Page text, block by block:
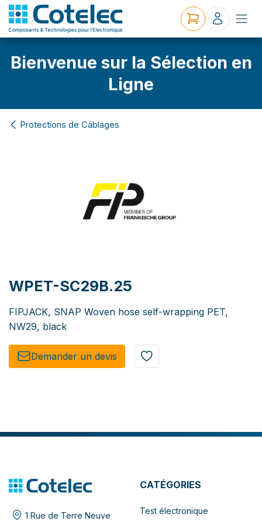
Bienvenue sur la Sélection en
Ligne
Protections de Câblages
WPET-SC29B.25
FIPJACK, SNAP Woven hose self-wrapping PET,
NW29, black
Demander un de​​vis​​
1 Rue de Terre Neuve
CATÉGORIES
Test électronique